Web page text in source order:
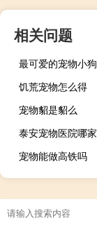
相关问题
最可爱的宠物小狗
饥荒宠物怎么得
宠物貂是貂么
泰安宠物医院哪
宠物能做高铁吗